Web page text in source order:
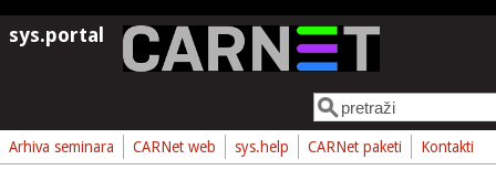
Skoči na glavni sadržaj
sys.portal
Obrazac pretrage
Pretraga
Arhiva seminara CARNet web sys.help CARNet paketi Kontakti